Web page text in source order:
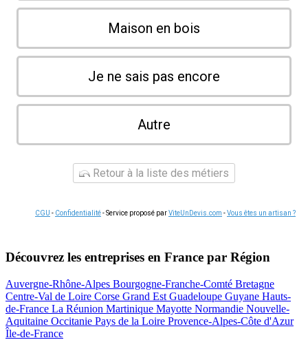
Maison en bois
Je ne sais pas encore
Autre
Retour à la liste des métiers
CGU - Confidentialité- Service proposé parViteUnDevis.com -Vous êtes un artisan ?
Découvrez les entreprises en France par Région
Auvergne-Rhône-Alpes Bourgogne-Franche-Comté Bretagne
Centre-Val de Loire Corse Grand Est Guadeloupe Guyane Hauts-
de-France La Réunion Martinique Mayotte Normandie Nouvelle-
Aquitaine Occitanie Pays de la Loire Provence-Alpes-Côte d'Azur
Île-de-France